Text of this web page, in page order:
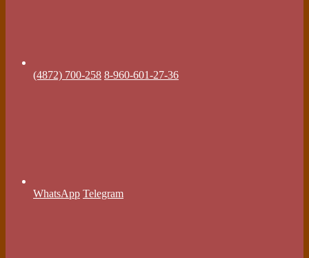
(4872) 700-258 8-960-601-27-36
WhatsApp Telegram